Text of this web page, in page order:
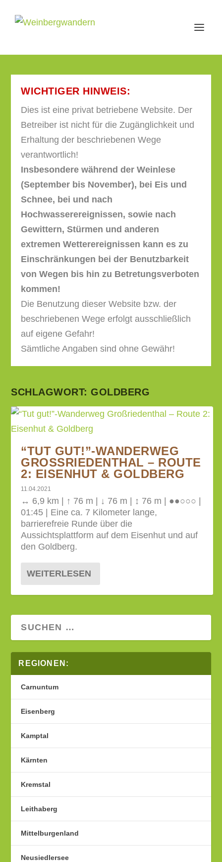
WICHTIGER HINWEIS:
Dies ist eine privat betriebene Website. Der
Betreiber ist nicht für die Zugänglichkeit und
Erhaltung der beschriebenen Wege
verantwortlich!
Insbesondere während der Weinlese
(September bis November), bei Eis und
Schnee, bei und nach
Hochwasserereignissen, sowie nach
Gewittern, Stürmen und anderen
extremen Wetterereignissen kann es zu
Einschränkungen bei der Benutzbarkeit
von Wegen bis hin zu Betretungsverboten
kommen!
Die Benutzung dieser Website bzw. der
beschriebenen Wege erfolgt ausschließlich
auf eigene Gefahr!
Sämtliche Angaben sind ohne Gewähr!
SCHLAGWORT: GOLDBERG
“TUT GUT!”-WANDERWEG
GROSSRIEDENTHAL – ROUTE 2
: EISENHUT & GOLDBERG
11.04.2021
↔ 6,9 km | ↑ 76 m | ↓ 76 m | ↕ 76 m | ●●○○○ |
01:45 | Eine ca. 7 Kilometer lange,
barrierefreie Runde über die
Aussichtsplattform auf dem Eisenhut und auf
den Goldberg.
WEITERLESEN
REGIONEN:
Carnuntum
Eisenberg
Kamptal
Kärnten
Kremstal
Leithaberg
Mittelburgenland
Neusiedlersee